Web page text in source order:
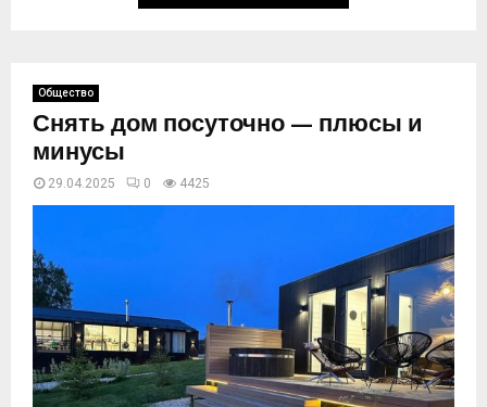
Общество
Снять дом посуточно — плюсы и
минусы
29.04.2025 0 4426